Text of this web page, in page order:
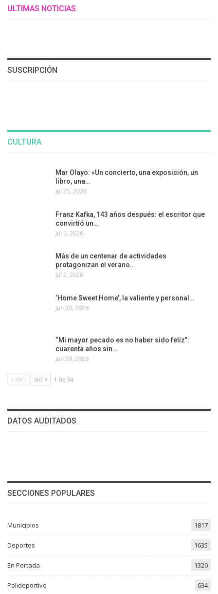
ULTIMAS NOTICIAS
SUSCRIPCIÓN
CULTURA
Mar Olayo: «Un concierto, una exposición, un
libro, una…
Jul 25, 2026
Franz Kafka, 143 años después: el escritor que
convirtió un…
Jul 6, 2026
Más de un centenar de actividades
protagonizan el verano…
Jul 2, 2026
‘Home Sweet Home’, la valiente y personal…
Jun 30, 2026
“Mi mayor pecado es no haber sido feliz”:
cuarenta años sin…
Jun 29, 2026
ANT SIG 1 De 34
DATOS AUDITADOS
SECCIONES POPULARES
Municipios 1817
Deportes 1635
En Portada 1320
Polideportivo 634